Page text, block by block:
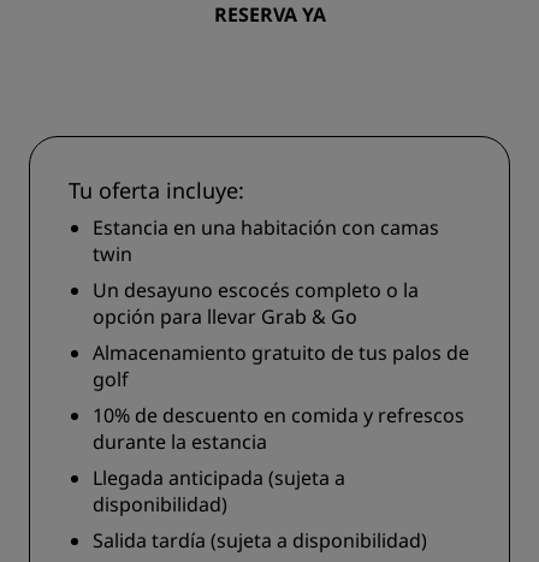
RESERVA YA
Tu oferta incluye:
Estancia en una habitación con camas
twin
Un desayuno escocés completo o la
opción para llevar Grab & Go
Almacenamiento gratuito de tus palos de
golf
10% de descuento en comida y refrescos
durante la estancia
Llegada anticipada (sujeta a
disponibilidad)
Salida tardía (sujeta a disponibilidad)